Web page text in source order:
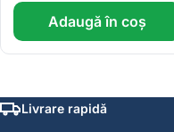
Adaugă în coș
Livrare rapidă